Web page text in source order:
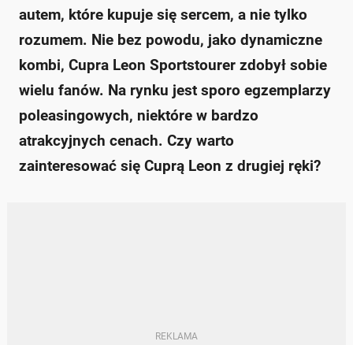
Zapytaj o więcej Onet Czat z AI
autem, które kupuje się sercem, a nie tylko
rozumem. Nie bez powodu, jako dynamiczne
kombi, Cupra Leon Sportstourer zdobył sobie
wielu fanów. Na rynku jest sporo egzemplarzy
poleasingowych, niektóre w bardzo
atrakcyjnych cenach. Czy warto
zainteresować się Cuprą Leon z drugiej ręki?